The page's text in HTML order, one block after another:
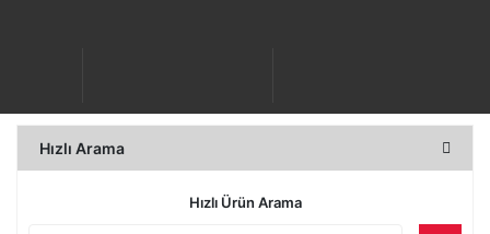
Hızlı Arama
Hızlı Ürün Arama